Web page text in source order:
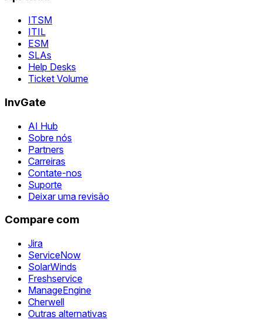
ITSM
ITIL
ESM
SLAs
Help Desks
Ticket Volume
InvGate
AI Hub
Sobre nós
Partners
Carreiras
Contate-nos
Suporte
Deixar uma revisão
Compare com
Jira
ServiceNow
SolarWinds
Freshservice
ManageEngine
Cherwell
Outras alternativas